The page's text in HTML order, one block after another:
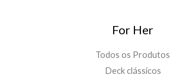
For Her
Todos os Produtos
Deck clássicos